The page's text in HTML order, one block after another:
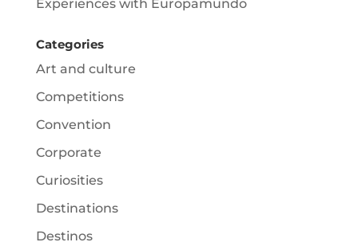
Experiences with Europamundo
Categories
Art and culture
Competitions
Convention
Corporate
Curiosities
Destinations
Destinos